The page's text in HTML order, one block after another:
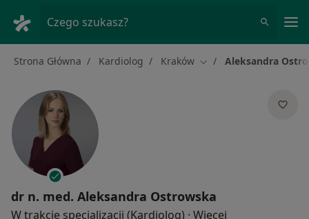
Czego szukasz?
Strona Główna Kardiolog Kraków Zmień miasto
Aleksandra
dr n. med. Aleksandra Ostrowska
W trakcie specjalizacji (Kardiolog) · Więcej